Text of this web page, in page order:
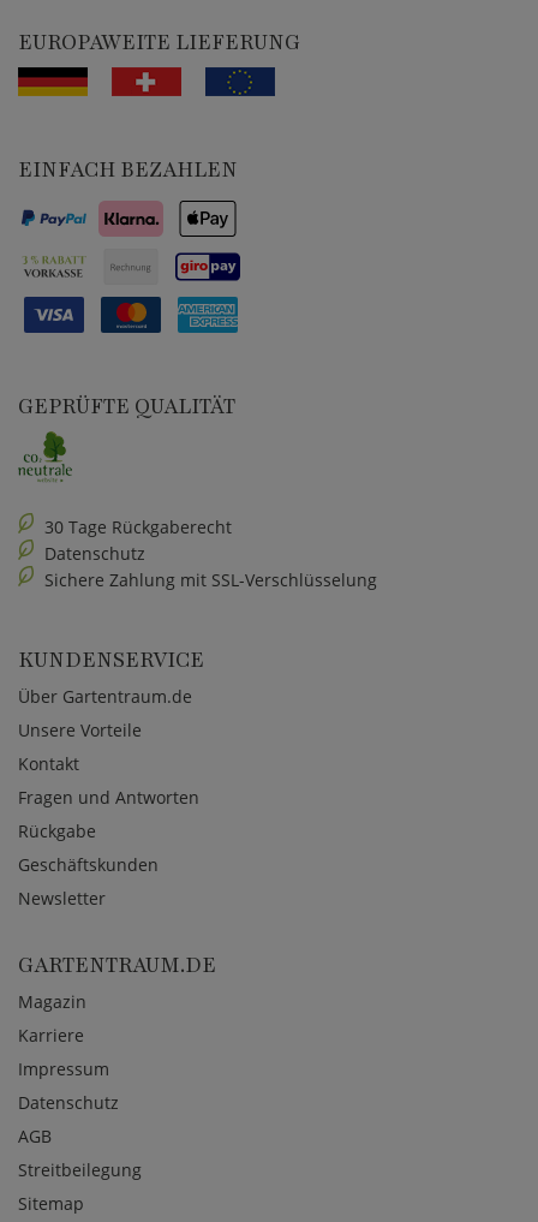
EUROPAWEITE LIEFERUNG
EINFACH BEZAHLEN
GEPRÜFTE QUALITÄT
30 Tage Rückgaberecht
Datenschutz
Sichere Zahlung mit SSL-Verschlüsselung
KUNDENSERVICE
Über Gartentraum.de
Unsere Vorteile
Kontakt
Fragen und Antworten
Rückgabe
Geschäftskunden
Newsletter
GARTENTRAUM.DE
Magazin
Karriere
Impressum
Datenschutz
AGB
Streitbeilegung
Sitemap